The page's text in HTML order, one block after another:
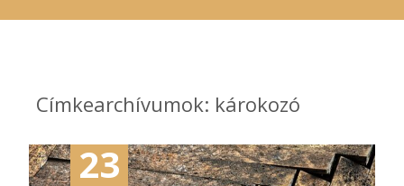
Címkearchívumok: károkozó
23